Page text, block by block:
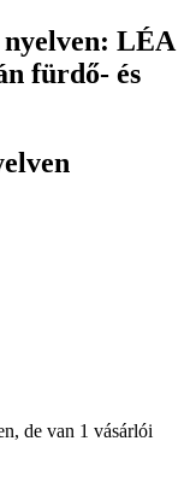
LÉA
fürdő- és
de van 1 vásárlói